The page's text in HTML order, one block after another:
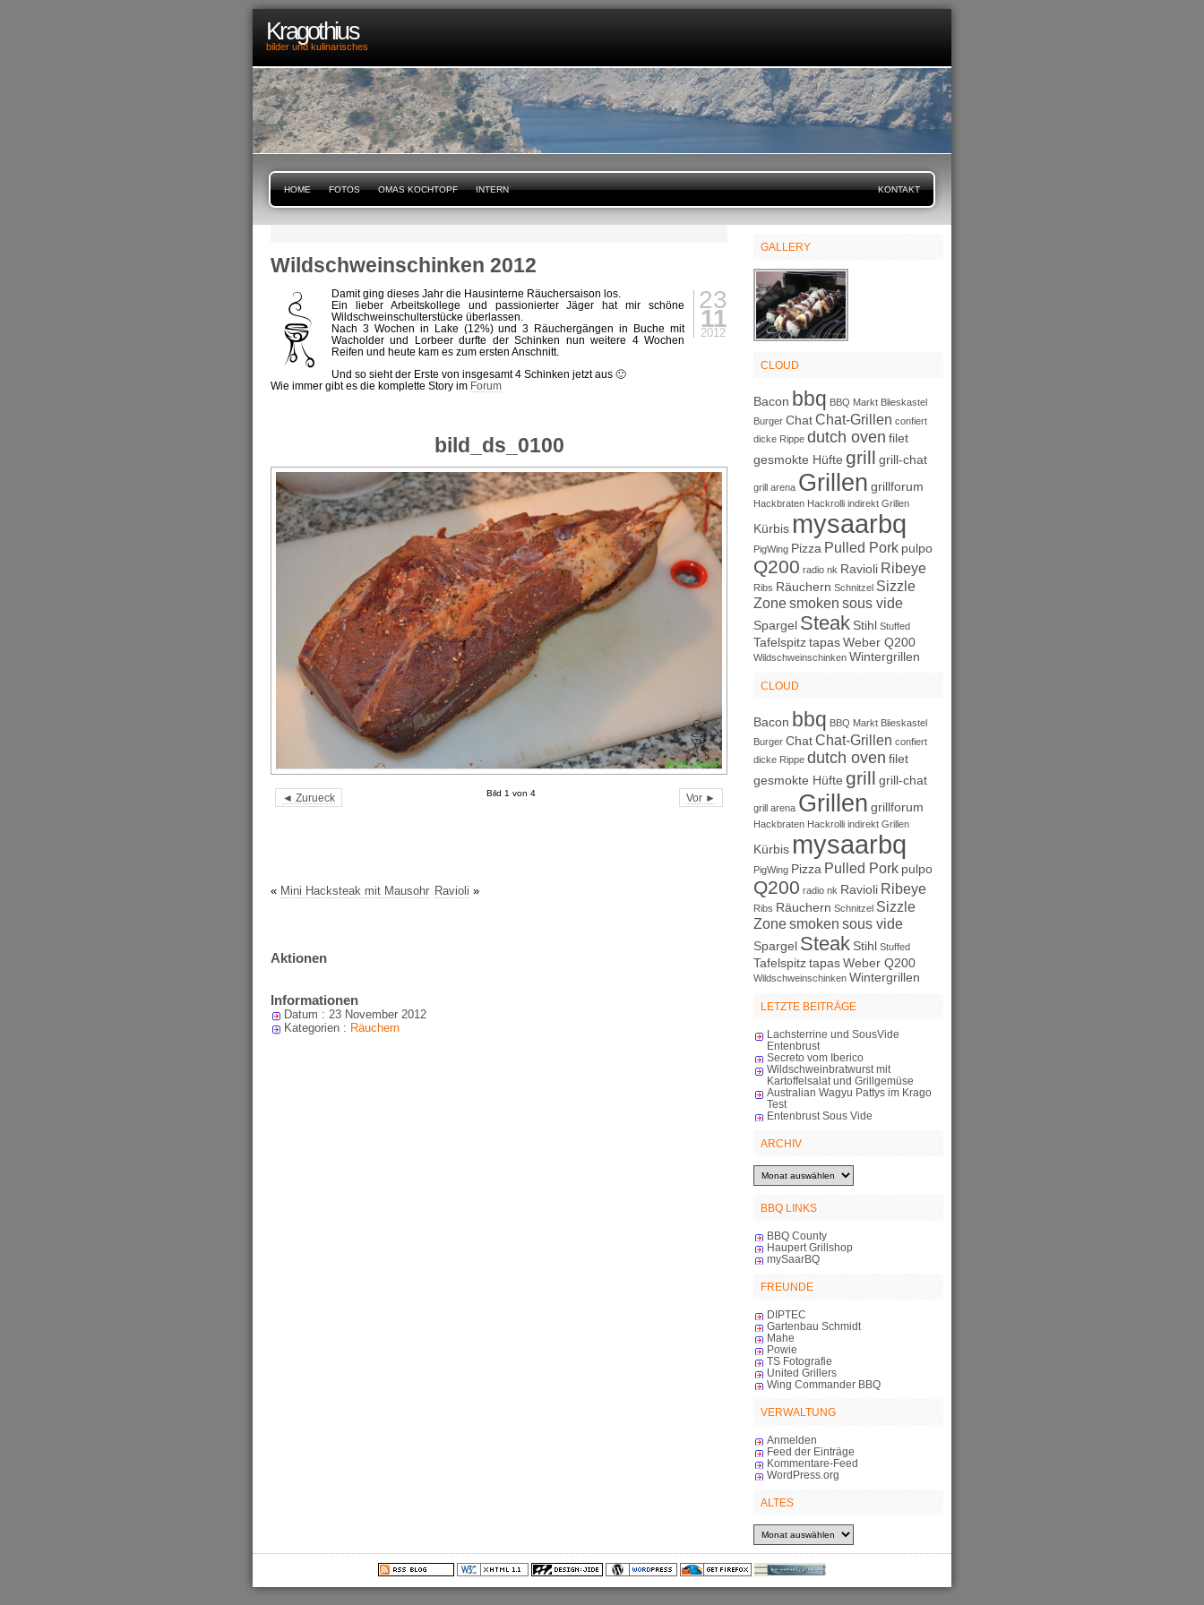
Kragothius
bilder und kulinarisches
HOME FOTOS OMAS KOCHTOPF INTERN KONTAKT
Wildschweinschinken 2012
23
11
2012
Damit ging dieses Jahr die Hausinterne Räuchersaison los.
Ein lieber Arbeitskollege und passionierter Jäger hat mir schöne
Wildschweinschulterstücke überlassen.
Nach 3 Wochen in Lake (12%) und 3 Räuchergängen in Buche mit
Wacholder und Lorbeer durfte der Schinken nun weitere 4 Wochen
Reifen und heute kam es zum ersten Anschnitt.
Und so sieht der Erste von insgesamt 4 Schinken jetzt aus 🙂
Wie immer gibt es die komplette Story im Forum
bild_ds_0100
◄ Zurueck Vor ►
Bild 1 von 4
« Mini Hacksteak mit Mausohr Ravioli »
Aktionen
Informationen
Datum : 23 November 2012
Kategorien : Räuchern
GALLERY
CLOUD
Bacon bbq BBQ Markt Blieskastel
Burger ChatChat-Grillen confiert
dicke Rippe dutch oven filet
gesmokte Hüfte grill grill-chat
grill arena Grillen grillforum
Hackbraten Hackrolli indirekt Grillen
Kürbis mysaarbq
PigWing Pizza Pulled Pork pulpo
Q200 radio nk Ravioli Ribeye
Ribs Räuchern Schnitzel Sizzle
Zonesmoken sous vide
Spargel Steak Stihl Stuffed
TafelspitztapasWeber Q200
Wildschweinschinken Wintergrillen
CLOUD
Bacon bbq BBQ Markt Blieskastel
Burger ChatChat-Grillen confiert
dicke Rippe dutch oven filet
gesmokte Hüfte grill grill-chat
grill arena Grillen grillforum
Hackbraten Hackrolli indirekt Grillen
Kürbis mysaarbq
PigWing Pizza Pulled Pork pulpo
Q200 radio nk Ravioli Ribeye
Ribs Räuchern Schnitzel Sizzle
Zonesmoken sous vide
Spargel Steak Stihl Stuffed
TafelspitztapasWeber Q200
Wildschweinschinken Wintergrillen
LETZTE BEITRÄGE
Lachsterrine und SousVide
Entenbrust
Secreto vom Iberico
Wildschweinbratwurst mit
Kartoffelsalat und Grillgemüse
Australian Wagyu Pattys im Krago
Test
Entenbrust Sous Vide
ARCHIV
Archiv
BBQ LINKS
BBQ County
Haupert Grillshop
mySaarBQ
FREUNDE
DIPTEC
Gartenbau Schmidt
Mahe
Powie
TS Fotografie
United Grillers
Wing Commander BBQ
VERWALTUNG
Anmelden
Feed der Einträge
Kommentare-Feed
WordPress.org
ALTES
Altes